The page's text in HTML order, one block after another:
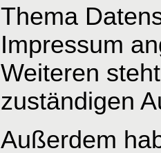
Thema
Impressum
Weiteren
zuständigen
Außerdem